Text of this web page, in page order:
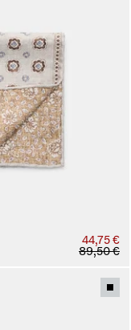
44,75 €
89,50 €